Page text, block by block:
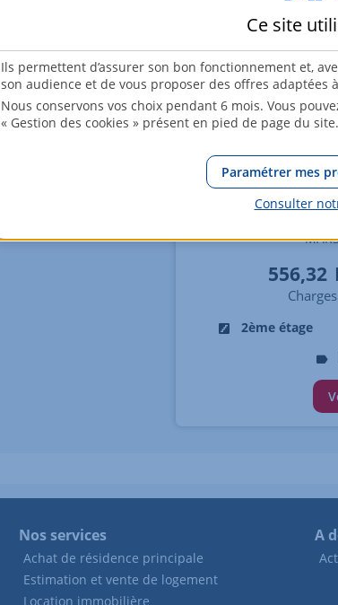
556,32
2ème étage
Nos services
Achat de résidence principale
Estimation et vente de logement
Location immobilière
A
Ce site
Ils permettent d’assurer son bon fonctionnement et,
son audience et de vous proposer des offres adaptées
Nous conservons vos choix pendant 6 mois. Vous
« Gestion des cookies » présent en pied de page du site.
Paramétrer mes
Consulter